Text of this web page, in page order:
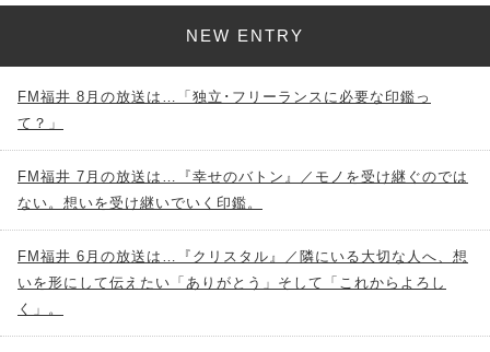
ョ
ン
NEW ENTRY
FM福井 8月の放送は…「独立･フリーランスに必要な印鑑っ
て？」
FM福井 7月の放送は…『幸せのバトン』／モノを受け継ぐのでは
ない。想いを受け継いでいく印鑑。
FM福井 6月の放送は…『クリスタル』／隣にいる大切な人へ、想
いを形にして伝えたい「ありがとう」そして「これからよろし
く」。